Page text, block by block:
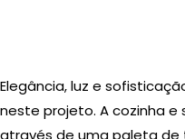
Elegância, luz e
neste projeto. A cozinha
através de uma paleta de